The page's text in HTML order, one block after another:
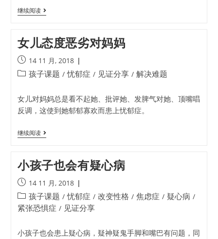
继续阅读
女儿态度恶劣对妈妈
14 11 月, 2018
孩子课题 / 忧郁症 / 见证分享 / 解决难题
女儿对妈妈总是看不起她、批评她、发脾气对她、顶嘴唱
反调，这使到她郁郁寡欢而患上忧郁症。
继续阅读
小孩子也会有疑心病
14 11 月, 2018
孩子课题 / 忧郁症 / 改变性格 / 焦虑症 / 疑心病 /
紧张恐惧症 / 见证分享
小孩子也会患上疑心病，疑神疑鬼手脚和嘴巴有问题，同